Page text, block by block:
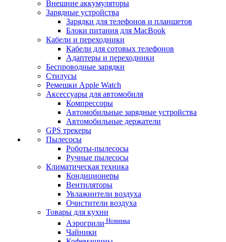
Внешние аккумуляторы
Зарядные устройства
Зарядки для телефонов и планшетов
Блоки питания для MacBook
Кабели и переходники
Кабели для сотовых телефонов
Адаптеры и переходники
Беспроводные зарядки
Стилусы
Ремешки Apple Watch
Аксессуары для автомобиля
Компрессоры
Автомобильные зарядные устройства
Автомобильные держатели
GPS трекеры
Пылесосы
Роботы-пылесосы
Ручные пылесосы
Климатическая техника
Кондиционеры
Вентиляторы
Увлажнители воздуха
Очистители воздуха
Товары для кухни
Аэрогрили Новинка
Чайники